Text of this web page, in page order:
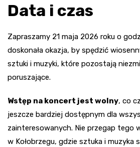
Data i czas
Zapraszamy 21 maja 2026 roku o
doskonała okazja, by spędzić
sztuki i muzyki, które pozostają
poruszające.
Wstęp na koncert jest wolny, co
jeszcze bardziej dostępnym dla
zainteresowanych. Nie przegap tego
w Kołobrzegu, gdzie sztuka i muzyka